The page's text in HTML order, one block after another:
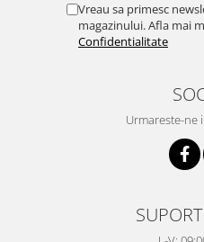
Vreau sa primesc
magazinului. Afla mai
Confidentialitate
Urmareste-ne